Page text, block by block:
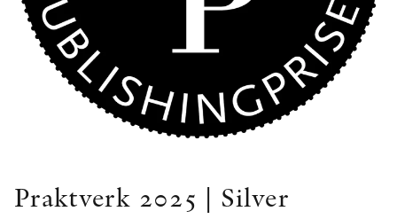
Praktverk 2025 | Silver